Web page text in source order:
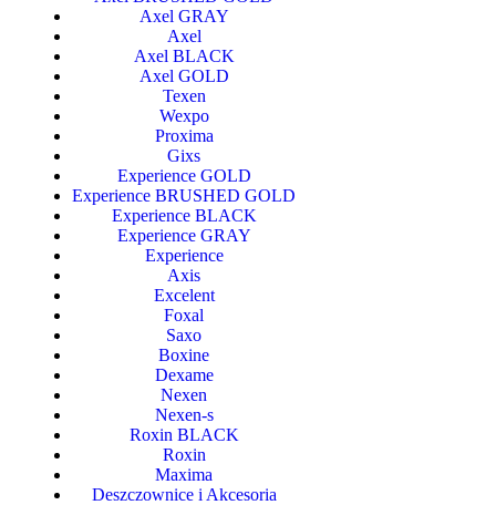
Axel GRAY
Axel
Axel BLACK
Axel GOLD
Texen
Wexpo
Proxima
Gixs
Experience GOLD
Experience BRUSHED GOLD
Experience BLACK
Experience GRAY
Experience
Axis
Excelent
Foxal
Saxo
Boxine
Dexame
Nexen
Nexen-s
Roxin BLACK
Roxin
Maxima
Deszczownice i Akcesoria